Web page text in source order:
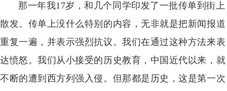
那一年我17岁，和几个同学印发了一批传单到街上
散发。传单上没什么特别的内容，无非就是把新闻报道
重复一遍，并表示强烈抗议。我们在通过这种方法来表
达愤怒。我们从小接受的历史教育，中国近代以来，就
不断的遭到西方列强入侵。但那都是历史，这是第一次